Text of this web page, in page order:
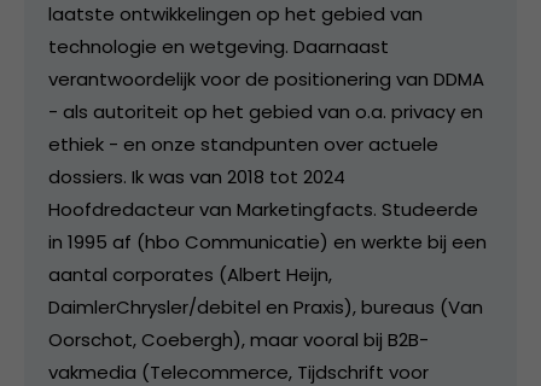
laatste ontwikkelingen op het gebied van
technologie en wetgeving. Daarnaast
verantwoordelijk voor de positionering van DDMA
- als autoriteit op het gebied van o.a. privacy en
ethiek - en onze standpunten over actuele
dossiers. Ik was van 2018 tot 2024
Hoofdredacteur van Marketingfacts. Studeerde
in 1995 af (hbo Communicatie) en werkte bij een
aantal corporates (Albert Heijn,
DaimlerChrysler/debitel en Praxis), bureaus (Van
Oorschot, Coebergh), maar vooral bij B2B-
vakmedia (Telecommerce, Tijdschrift voor